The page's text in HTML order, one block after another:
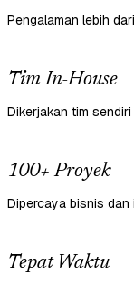
Pengalaman lebih
Tim In-House
Dikerjakan tim
100+ Proyek
Dipercaya bisnis
Tepat Waktu